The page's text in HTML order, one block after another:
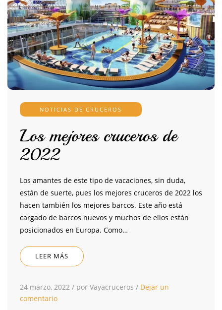
NOTICIAS DE CRUCEROS
Los mejores cruceros de
2022
Los amantes de este tipo de vacaciones, sin duda,
están de suerte, pues los mejores cruceros de 2022 los
hacen también los mejores barcos. Este año está
cargado de barcos nuevos y muchos de ellos están
posicionados en Europa. Como…
LEER MÁS
24 marzo, 2022 / por Vayacruceros / Dejar un
comentario